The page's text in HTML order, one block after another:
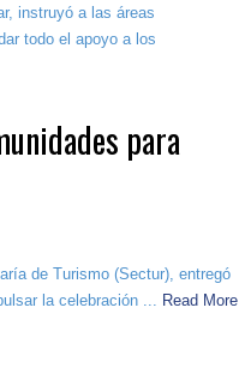
instruyó a las áreas
todo el apoyo a los
para
de Turismo (Sectur), entregó
la celebración ...
Read More